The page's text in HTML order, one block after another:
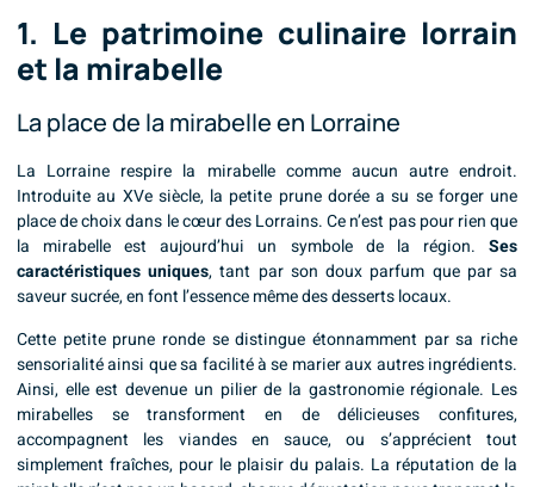
1. Le patrimoine culinaire lorrain
et la mirabelle
La place de la mirabelle en Lorraine
La Lorraine respire la mirabelle comme aucun autre endroit.
Introduite au XVe siècle, la petite prune dorée a su se forger une
place de choix dans le cœur des Lorrains. Ce n’est pas pour rien que
la mirabelle est aujourd’hui un symbole de la région. Ses
caractéristiques uniques, tant par son doux parfum que par sa
saveur sucrée, en font l’essence même des desserts locaux.
Cette petite prune ronde se distingue étonnamment par sa riche
sensorialité ainsi que sa facilité à se marier aux autres ingrédients.
Ainsi, elle est devenue un pilier de la gastronomie régionale. Les
mirabelles se transforment en de délicieuses confitures,
accompagnent les viandes en sauce, ou s’apprécient tout
simplement fraîches, pour le plaisir du palais. La réputation de la